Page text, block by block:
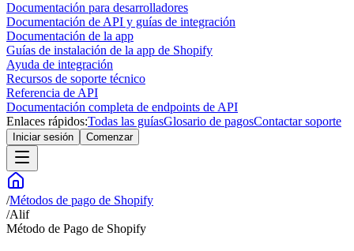
Documentación para desarrolladores
Documentación de API y guías de integración
Documentación de la app
Guías de instalación de la app de Shopify
Ayuda de integración
Recursos de soporte técnico
Referencia de API
Documentación completa de endpoints de API
Enlaces rápidos:Todas las guíasGlosario de pagosContactar soporte
Iniciar sesión Comenzar
/Métodos de pago de Shopify
/Alif
Método de Pago de Shopify